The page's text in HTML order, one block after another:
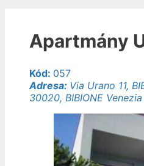
Apartmány
Kód: 057
Adresa: Via Urano 11,
30020, BIBIONE